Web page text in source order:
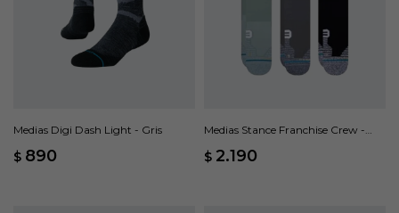
Medias Digi Dash Light - Gris
$ 890
Medias Stance Franchise Crew -
$ 2.190